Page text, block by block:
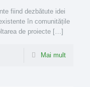
fiind dezbătute idei
în comunitățile
de proiecte […]
Mai mult